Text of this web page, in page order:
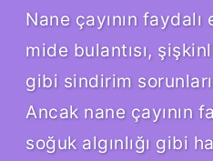
Nane çayının
mide bulantısı,
gibi sindirim
Ancak nane çayının
soğuk algınlığı gibi